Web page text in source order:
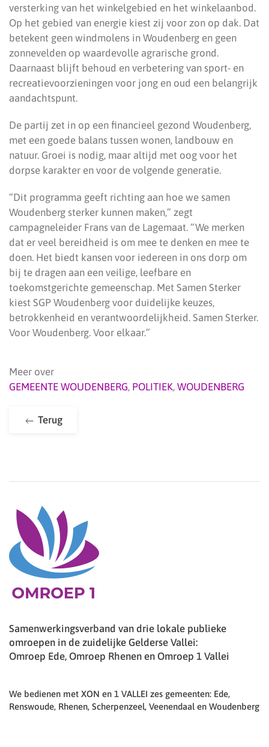
versterking van het winkelgebied en het winkelaanbod.
Op het gebied van energie kiest zij voor zon op dak. Dat
betekent geen windmolens in Woudenberg en geen
zonnevelden op waardevolle agrarische grond.
Daarnaast blijft behoud en verbetering van sport- en
recreatievoorzieningen voor jong en oud een belangrijk
aandachtspunt.
De partij zet in op een financieel gezond Woudenberg,
met een goede balans tussen wonen, landbouw en
natuur. Groei is nodig, maar altijd met oog voor het
dorpse karakter en voor de volgende generatie.
“Dit programma geeft richting aan hoe we samen
Woudenberg sterker kunnen maken,” zegt
campagneleider Frans van de Lagemaat. “We merken
dat er veel bereidheid is om mee te denken en mee te
doen. Het biedt kansen voor iedereen in ons dorp om
bij te dragen aan een veilige, leefbare en
toekomstgerichte gemeenschap. Met Samen Sterker
kiest SGP Woudenberg voor duidelijke keuzes,
betrokkenheid en verantwoordelijkheid. Samen Sterker.
Voor Woudenberg. Voor elkaar.”
Meer over
GEMEENTE WOUDENBERG, POLITIEK, WOUDENBERG
Terug
Samenwerkingsverband van drie lokale publieke
omroepen in de zuidelijke Gelderse Vallei:
Omroep Ede, Omroep Rhenen en Omroep 1 Vallei
We bedienen met XON en 1 VALLEI zes gemeenten: Ede,
Renswoude, Rhenen, Scherpenzeel, Veenendaal en Woudenberg